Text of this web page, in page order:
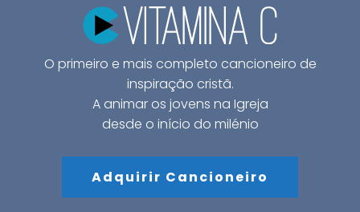
O primeiro e mais completo cancioneiro de
inspiração cristã.
A animar os jovens na Igreja
desde o início do milénio
Adquirir Cancioneiro